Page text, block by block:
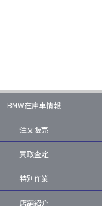
BMW在庫車情報
注文販売
買取査定
特別作業
店舗紹介